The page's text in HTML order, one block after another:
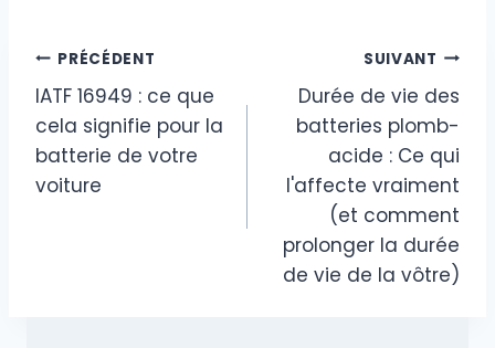
Navigation
de
l’article
PRÉCÉDENT
IATF 16949 : ce que
cela signifie pour la
batterie de votre
voiture
SUIVANT
Durée de vie des
batteries plomb-
acide : Ce qui
l'affecte vraiment
(et comment
prolonger la durée
de vie de la vôtre)